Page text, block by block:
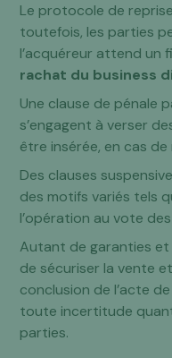
Le protocole de
toutefois, les parties
l’acquéreur attend un
rachat du business
Une clause de pénale
s’engagent à verser
être insérée, en cas
Des clauses
des motifs variés tels
l’opération au vote
Autant de garanties
de sécuriser la vente
conclusion de l’acte
toute incertitude
parties.